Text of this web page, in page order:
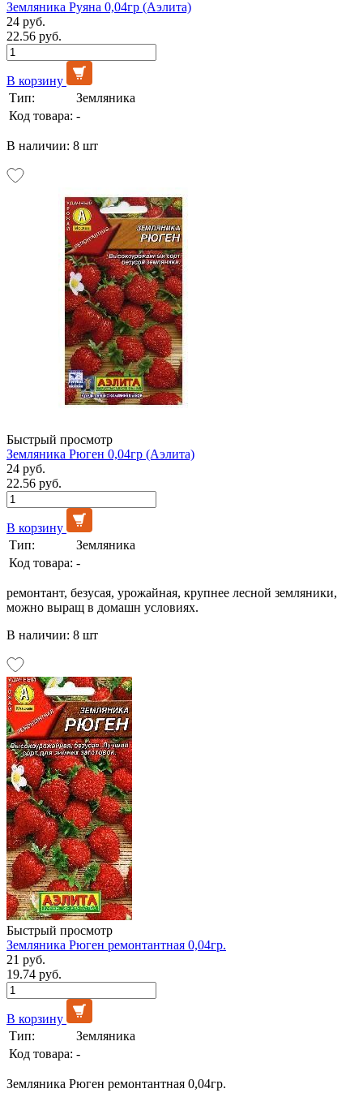
Земляника Руяна 0,04гр (Аэлита)
24 руб.
22.56 руб.
В корзину
Тип:
Земляника
Код товара: -
В наличии: 8 шт
Быстрый просмотр
Земляника Рюген 0,04гр (Аэлита)
24 руб.
22.56 руб.
В корзину
Тип:
Земляника
Код товара: -
ремонтант, безусая, урожайная, крупнее лесной земляники,
можно выращ в домашн условиях.
В наличии: 8 шт
Быстрый просмотр
Земляника Рюген ремонтантная 0,04гр.
21 руб.
19.74 руб.
В корзину
Тип:
Земляника
Код товара: -
Земляника Рюген ремонтантная 0,04гр.